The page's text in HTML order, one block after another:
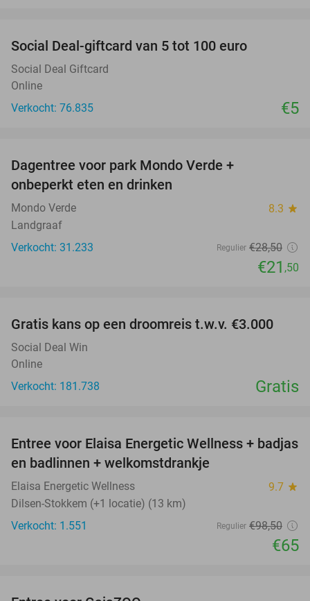
Social Deal-giftcard van 5 tot 100 euro
Social Deal Giftcard
Online
Verkocht: 76.835
€5
Dagentree voor park Mondo Verde +
onbeperkt eten en drinken
Mondo Verde 8.3 star
Landgraaf
Verkocht: 31.233
Regulier €28,50
€21 ,50
Gratis kans op een droomreis t.w.v. €3.000
Social Deal Win
Online
Verkocht: 181.738
Gratis
34%
Entree voor Elaisa Energetic Wellness + badjas
en badlinnen + welkomstdrankje
Elaisa Energetic Wellness 9.7 star
Dilsen-Stokkem (+1 locatie) (13 km)
Verkocht: 1.551
Regulier €98,50
€65